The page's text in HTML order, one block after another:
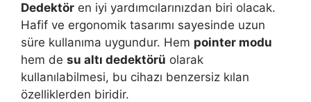
Dedektör en iyi yardımcılarınızdan biri olacak.
Hafif ve ergonomik tasarımı sayesinde uzun
süre kullanıma uygundur. Hem pointer modu
hem de su altı dedektörü olarak
kullanılabilmesi, bu cihazı benzersiz kılan
özelliklerden biridir.